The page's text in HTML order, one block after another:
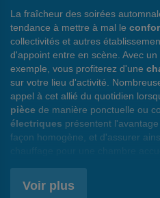
La fraîcheur des soirées
tendance à mettre à mal le
collectivités et autres
d'appoint entre en scène. Avec un
exemple, vous profiterez d'une
sur votre lieu d'activité.
appel à cet allié du quotidien
pièce de manière ponctuelle ou
électriques présentent
façon homogène, et d'assurer
et leur efficacité. Manutan
Voir plus